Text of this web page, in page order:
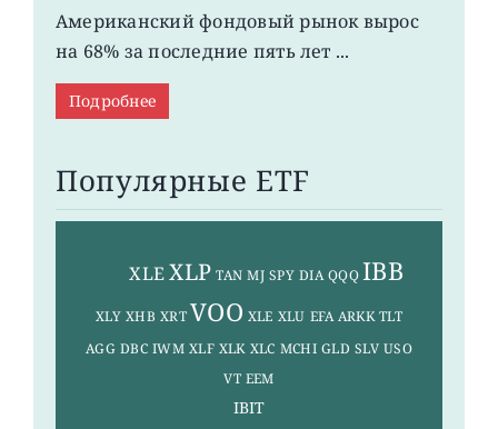
Американский фондовый рынок вырос
на 68% за последние пять лет ...
Подробнее
Популярные ETF
XLE XLP TAN MJ SPY DIA QQQIBB
XLY XHB XRTVOO XLE XLU EFAARKK TLT
AGG DBC IWM XLF XLK XLC MCHI GLD SLV USO
VT EEM
IBIT